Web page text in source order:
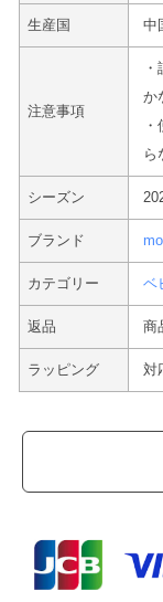
生産国 中
注意事項
か
ら
シーズン
ブランド
カテゴリー ベ
返品 商
ラッピング 対